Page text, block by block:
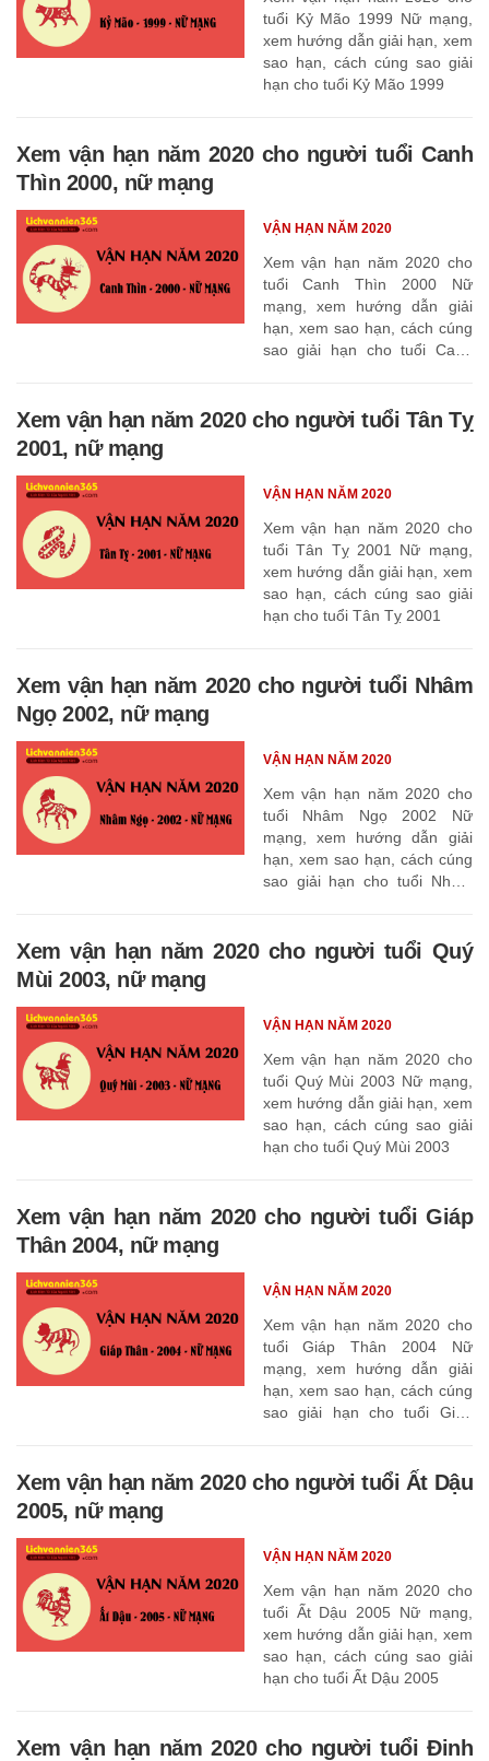
tuổi Kỷ Mão 1999 Nữ mạng,
xem hướng dẫn giải hạn, xem
sao hạn, cách cúng sao giải
hạn cho tuổi Kỷ Mão 1999
Xem vận hạn năm 2020 cho người tuổi Canh
Thìn 2000, nữ mạng
Xem vận hạn năm 2020 cho
tuổi Canh Thìn 2000 Nữ
mạng, xem hướng dẫn giải
hạn, xem sao hạn, cách cúng
sao giải hạn cho tuổi Canh
VẬN HẠN NĂM 2020
Xem vận hạn năm 2020 cho người tuổi Tân Tỵ
2001, nữ mạng
Xem vận hạn năm 2020 cho
tuổi Tân Tỵ 2001 Nữ mạng,
xem hướng dẫn giải hạn, xem
sao hạn, cách cúng sao giải
hạn cho tuổi Tân Tỵ 2001
VẬN HẠN NĂM 2020
Xem vận hạn năm 2020 cho người tuổi Nhâm
Ngọ 2002, nữ mạng
Xem vận hạn năm 2020 cho
tuổi Nhâm Ngọ 2002 Nữ
mạng, xem hướng dẫn giải
hạn, xem sao hạn, cách cúng
sao giải hạn cho tuổi Nhâm
VẬN HẠN NĂM 2020
Xem vận hạn năm 2020 cho người tuổi Quý
Mùi 2003, nữ mạng
Xem vận hạn năm 2020 cho
tuổi Quý Mùi 2003 Nữ mạng,
xem hướng dẫn giải hạn, xem
sao hạn, cách cúng sao giải
hạn cho tuổi Quý Mùi 2003
VẬN HẠN NĂM 2020
Xem vận hạn năm 2020 cho người tuổi Giáp
Thân 2004, nữ mạng
Xem vận hạn năm 2020 cho
tuổi Giáp Thân 2004 Nữ
mạng, xem hướng dẫn giải
hạn, xem sao hạn, cách cúng
sao giải hạn cho tuổi Giáp
VẬN HẠN NĂM 2020
Xem vận hạn năm 2020 cho người tuổi Ất Dậu
2005, nữ mạng
Xem vận hạn năm 2020 cho
tuổi Ất Dậu 2005 Nữ mạng,
xem hướng dẫn giải hạn, xem
sao hạn, cách cúng sao giải
hạn cho tuổi Ất Dậu 2005
VẬN HẠN NĂM 2020
Xem vận hạn năm 2020 cho người tuổi Đinh